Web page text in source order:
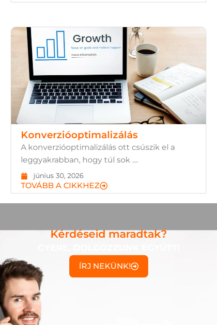
Konverzióoptimalizálás
A konverzióoptimalizálás ott csúszik el a
leggyakrabban, hogy túl sok ....
június 30, 2026
TOVÁBB A CIKKHEZ
Kérdéseid maradtak?
ÍRJ NEKÜNK!